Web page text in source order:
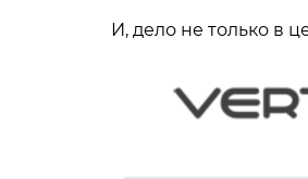
И, дело не только в